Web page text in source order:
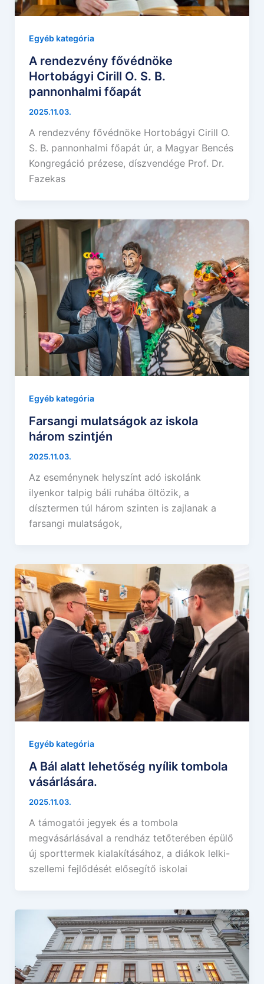
Egyéb kategória
A rendezvény fővédnöke
Hortobágyi Cirill O. S. B.
pannonhalmi főapát
2025.11.03.
A rendezvény fővédnöke Hortobágyi Cirill O.
S. B. pannonhalmi főapát úr, a Magyar Bencés
Kongregáció prézese, díszvendége Prof. Dr.
Fazekas
Egyéb kategória
Farsangi mulatságok az iskola
három szintjén
2025.11.03.
Az eseménynek helyszínt adó iskolánk
ilyenkor talpig báli ruhába öltözik, a
dísztermen túl három szinten is zajlanak a
farsangi mulatságok,
Egyéb kategória
A Bál alatt lehetőség nyílik tombola
vásárlására.
2025.11.03.
A támogatói jegyek és a tombola
megvásárlásával a rendház tetőterében épülő
új sporttermek kialakításához, a diákok lelki-
szellemi fejlődését elősegítő iskolai